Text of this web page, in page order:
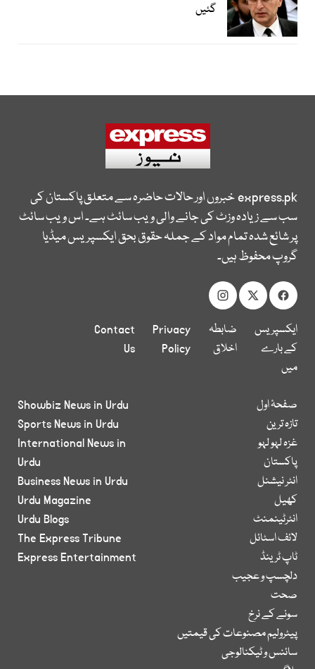
گئیں
express.pkخبروں اور حالات حاضرہ سے متعلق پاکستان کی
سب سے زیادہ وزٹ کی جانے والی ویب سائٹ ہے۔ اس ویب سائٹ
پر شائع شدہ تمام مواد کے جملہ حقوق بحق ایکسپریس میڈیا
گروپ محفوظ ہیں۔
ایکسپریس
کے بارے
میں
ضابطہ
اخلاق
Privacy
Policy
Contact
Us
صفحۂ اول
تازہ ترین
غزہ لہو لہو
پاکستان
انٹر نیشنل
کھیل
انٹرٹینمنٹ
لائف اسٹائل
ٹاپ ٹرینڈ
دلچسپ و عجیب
صحت
سونے کے نرخ
پیٹرولیم مصنوعات کی قیمتیں
سائنس و ٹیکنالوجی
Showbiz News in Urdu
Sports News in Urdu
International News in
Urdu
Business News in Urdu
Urdu Magazine
Urdu Blogs
The Express Tribune
Express Entertainment